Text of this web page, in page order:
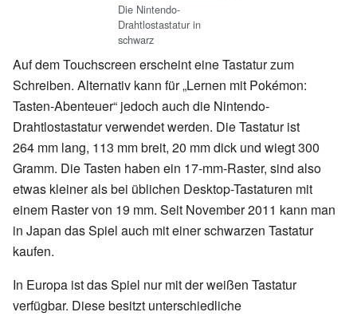
Die Nintendo-
Drahtlostastatur in
schwarz
Auf dem Touchscreen erscheint eine Tastatur zum
Schreiben. Alternativ kann für „Lernen mit Pokémon:
Tasten-Abenteuer“ jedoch auch die Nintendo-
Drahtlostastatur verwendet werden. Die Tastatur ist
264 mm lang, 113 mm breit, 20 mm dick und wiegt 300
Gramm. Die Tasten haben ein 17-mm-Raster, sind also
etwas kleiner als bei üblichen Desktop-Tastaturen mit
einem Raster von 19 mm. Seit November 2011 kann man
in Japan das Spiel auch mit einer schwarzen Tastatur
kaufen.
In Europa ist das Spiel nur mit der weißen Tastatur
verfügbar. Diese besitzt unterschiedliche